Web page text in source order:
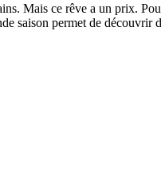
Mais ce rêve a un prix.
saison permet de découvrir